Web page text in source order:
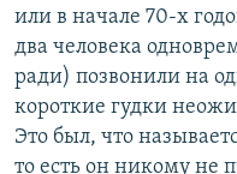
или в начале 70-х
два человека
ради) позвонили на
короткие гудки
Это был, что
то есть он никому не